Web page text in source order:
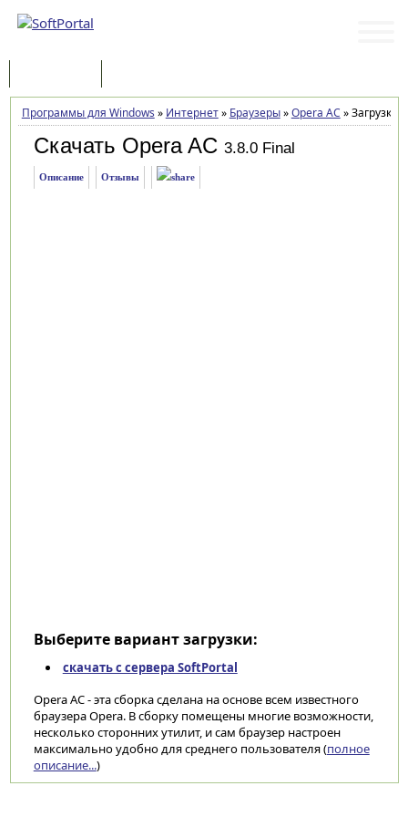
Программы для Windows » Интернет» Браузеры»Opera AC »Загрузка
Скачать Opera AC 3.8.0 Final
Описание Отзывы
Выберите вариант загрузки:
скачать с сервера SoftPortal
Opera AC - эта сборка сделана на основе всем известного
браузера Opera. В сборку помещены многие возможности,
несколько сторонних утилит, и сам браузер настроен
максимально удобно для среднего пользователя (полное
описание...)